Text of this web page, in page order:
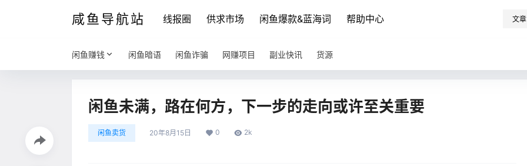
咸鱼导航站 线报圈 供求市场 闲鱼爆款&蓝海词 帮助中心 文章
闲鱼赚钱 闲鱼暗语 闲鱼诈骗 网赚项目 副业快讯 货源
闲鱼未满，路在何方，下一步的走向或许至关重要
闲鱼卖货 20年8月15日 0 2k